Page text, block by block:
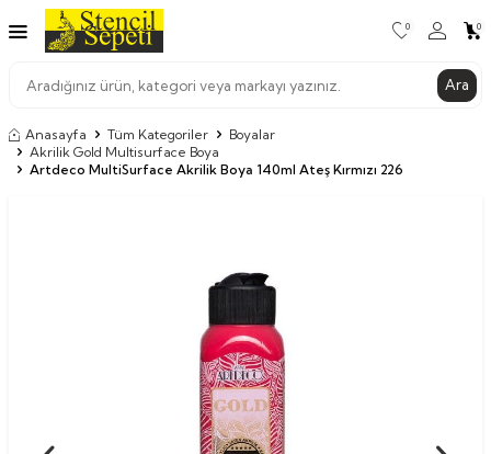
Ara
0 0
Anasayfa Tüm Kategoriler
Boyalar
Akrilik Gold Multisurface Boya
Artdeco MultiSurface Akrilik Boya 140ml Ateş Kırmızı 226